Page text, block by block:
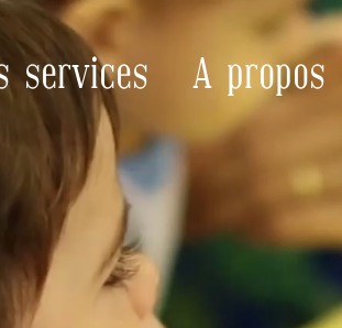
services A propos